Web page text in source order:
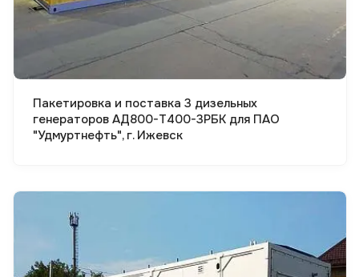
Пакетировка и поставка 3 дизельных
генераторов АД800-Т400-3РБК для ПАО
"Удмуртнефть", г. Ижевск